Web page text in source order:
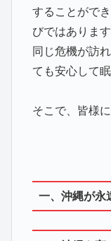
することがで
びではありま
同じ危機が訪
ても安心して
そこで、皆様
一、沖縄が永